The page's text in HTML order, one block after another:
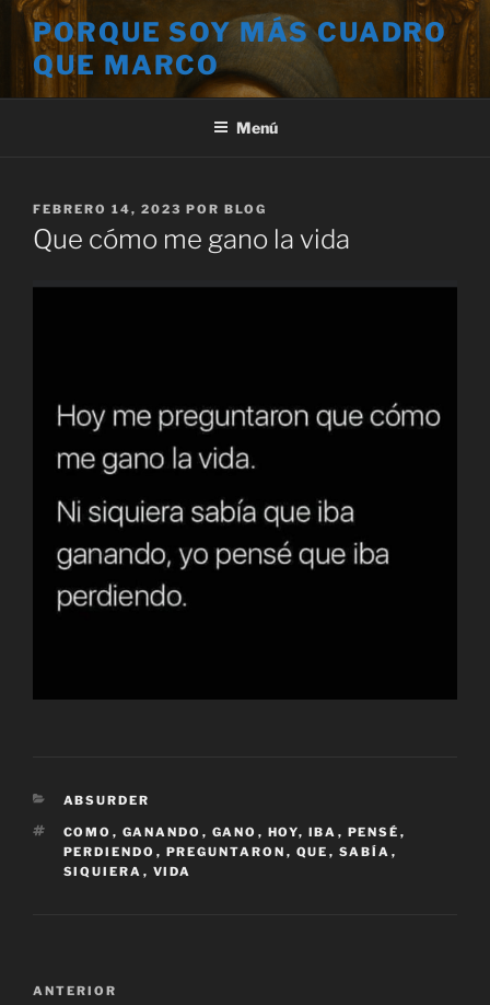
Saltar
contenido
PORQUE SOY MÁS CUADRO
QUE MARCO
Menú
PUBLICADO
EL
FEBRERO 14, 2023 POR BLOG
Que cómo me gano la vida
CATEGORÍAS
ABSURDER
ETIQUETAS
COMO , GANANDO , GANO , HOY, IBA , PENSÉ ,
PERDIENDO , PREGUNTARON , QUE , SABÍA ,
SIQUIERA , VIDA
Navegación
Entrada
ANTERIOR